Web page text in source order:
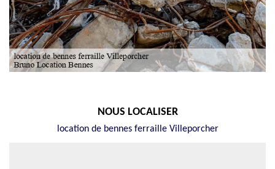
NOUS LOCALISER
location de bennes ferraille Villeporcher